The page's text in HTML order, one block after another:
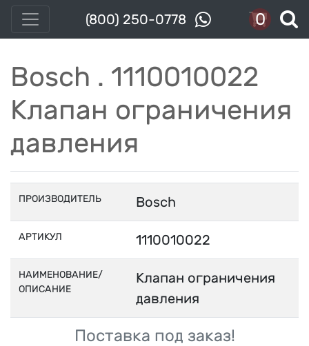
(800) 250-0778 0
Bosch . 1110010022
Клапан ограничения
давления
ПРОИЗВОДИТЕЛЬ Bosch
АРТИКУЛ 1110010022
НАИМЕНОВАНИЕ/
ОПИСАНИЕ
Клапан ограничения
давления
Поставка под заказ!